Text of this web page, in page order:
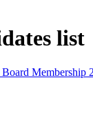
list
Membership